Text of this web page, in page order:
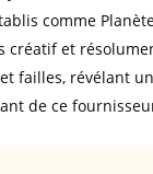
comme
créatif et
failles, révélant
de ce